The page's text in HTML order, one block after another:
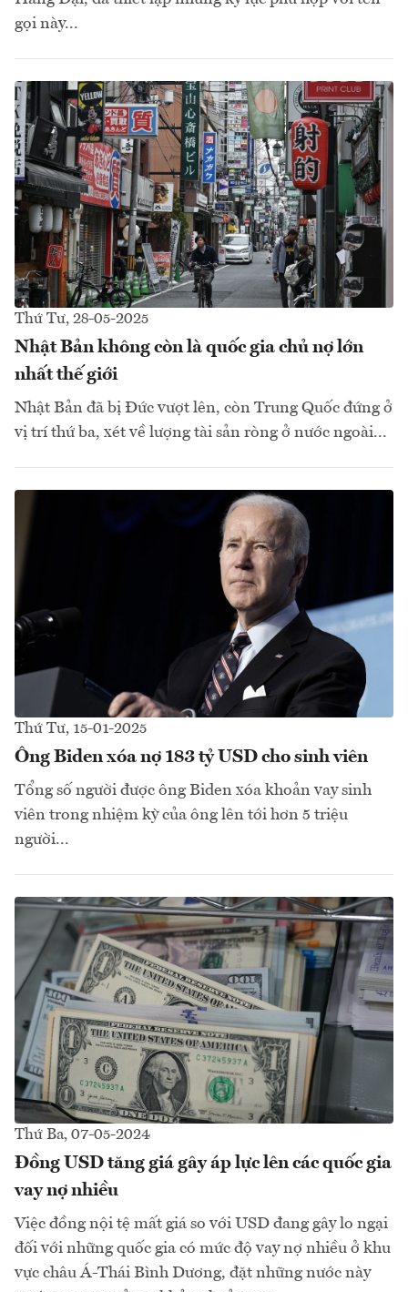
gọi này...
Thứ Tư, 28-05-2025
Nhật Bản không còn là quốc gia chủ nợ lớn
nhất thế giới
Nhật Bản đã bị Đức vượt lên, còn Trung Quốc đứng ở
vị trí thứ ba, xét về lượng tài sản ròng ở nước ngoài...
Thứ Tư, 15-01-2025
Ông Biden xóa nợ 183 tỷ USD cho sinh viên
Tổng số người được ông Biden xóa khoản vay sinh
viên trong nhiệm kỳ của ông lên tới hơn 5 triệu
người...
Thứ Ba, 07-05-2024
Đồng USD tăng giá gây áp lực lên các quốc gia
vay nợ nhiều
Việc đồng nội tệ mất giá so với USD đang gây lo ngại
đối với những quốc gia có mức độ vay nợ nhiều ở khu
vực châu Á-Thái Bình Dương, đặt những nước này